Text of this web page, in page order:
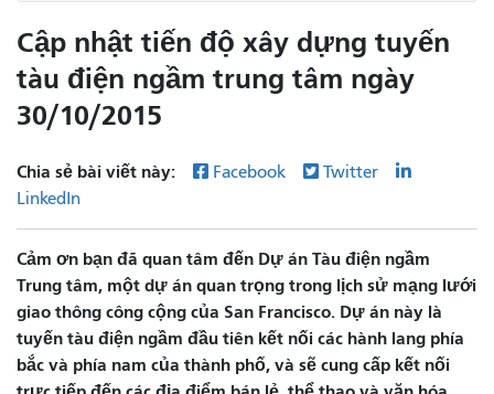
Cập nhật tiến độ xây dựng tuyến
tàu điện ngầm trung tâm ngày
30/10/2015
Chia sẻ bài viết này: Facebook
Twitter
LinkedIn
Cảm ơn bạn đã quan tâm đến Dự án Tàu điện ngầm
Trung tâm, một dự án quan trọng trong lịch sử mạng lưới
giao thông công cộng của San Francisco. Dự án này là
tuyến tàu điện ngầm đầu tiên kết nối các hành lang phía
bắc và phía nam của thành phố, và sẽ cung cấp kết nối